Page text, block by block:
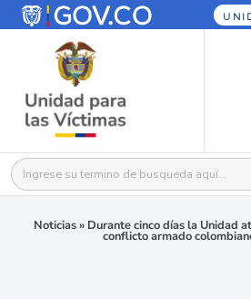
Buscar:
Noticias» Durante cinco días la Unidad
conflicto armado